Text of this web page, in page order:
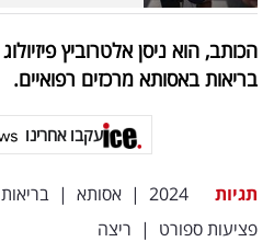
הכותב, הוא ניסן אלטרוביץ
בריאות באסותא מרכזים רפואיים.
עקבו אחרינו
תגיות 2024
| אסותא | בריאות
פציעות ספורט | ריצה